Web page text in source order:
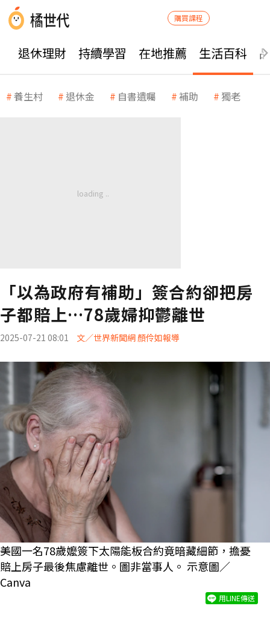
購買課程
退休理財 持續學習 在地推薦 生活百科
養生村 退休金 自書遺囑 補助 獨老
「以為政府有補助」簽合約卻把房
子都賠上…78歲婦抑鬱離世
2025-07-21 08:01 文／世界新聞網 顏伶如報導
美國一名78歲嬤簽下太陽能板合約竟暗藏細節，擔憂
賠上房子最後焦慮離世。圖非當事人。 示意圖／
Canva
用LINE傳送